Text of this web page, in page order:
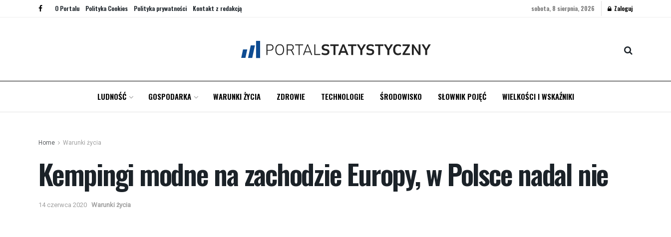
O Portalu Polityka Cookies Polityka prywatności Kontakt z redakcją sobota, 8 sierpnia, 2026 Zaloguj
LUDNOŚĆ GOSPODARKA WARUNKI ŻYCIA ZDROWIE TECHNOLOGIE ŚRODOWISKO SŁOWNIK POJĘĆ WIELKOŚCI I WSKAŹNIKI
Home Warunki życia
Kempingi modne na zachodzie Europy, w Polsce nadal nie
14 czerwca 2020 Warunki życia